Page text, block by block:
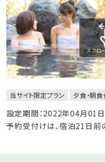
スクロ
当サイト限定プラン 夕食・朝
設定期間：2022年04月01
予約受付けは、宿泊21日前